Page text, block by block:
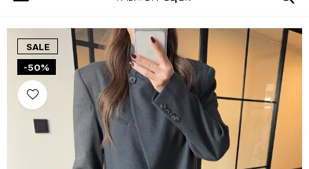
SALE
-50%